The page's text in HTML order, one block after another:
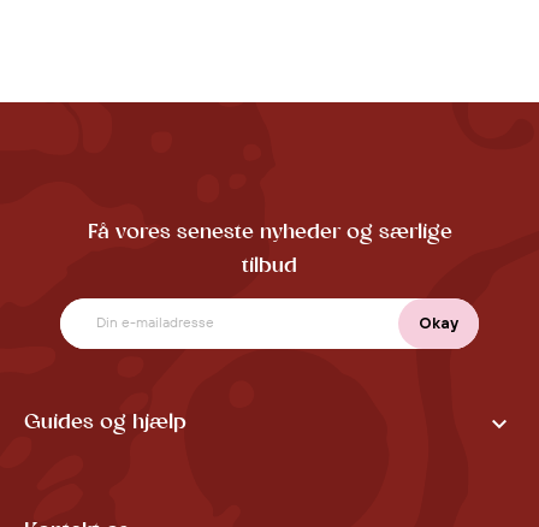
Få vores seneste nyheder og særlige
tilbud
Guides og hjælp 